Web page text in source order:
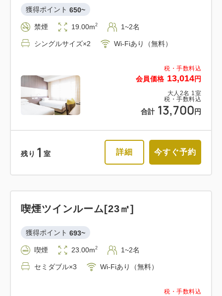
税・手数料込
会員価格 13,014円
大人 2名 1室
税・手数料込
合計 13,700 円
獲得ポイント 650~
禁煙 19.00m2 1~2名
シングルサイズ×2 Wi-Fiあり（無料）
残り 1 室 詳細 今すぐ予約
税・手数料込
喫煙ツインルーム[23㎡]
獲得ポイント 693~
喫煙 23.00m2 1~2名
セミダブル×3 Wi-Fiあり（無料）